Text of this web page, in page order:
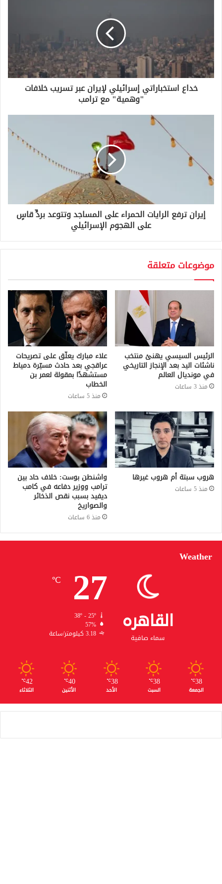
ل
ك
ت
ر
خداع استخباراتي إسرائيلي لإيران عبر تسريب خلافات
"وهمية" مع ترامب
إيران ترفع الرايات الحمراء على المساجد وتتوعد بردٍّ قاسٍ
على الهجوم الإسرائيلي
موضوعات متعلقة
الرئيس السيسي يهنئ منتخب
ناشئات اليد بعد الإنجاز التاريخي
في مونديال العالم
منذ 3 ساعات
علاء مبارك يعلّق على تصريحات
عراقجي بعد حادث مسيّرة دمياط
مستشهدًا بمقولة لعمر بن
الخطاب
منذ 5 ساعات
هروب سبتة أم هروب غيرها
منذ 5 ساعات
واشنطن بوست: خلاف حاد بين
ترامب ووزير دفاعه في كامب
ديفيد بسبب نقص الذخائر
والصواريخ
منذ 6 ساعات
Weather
القاهره
سماء صافية
27
℃
38º - 25º
57%
3.18 كيلومتر/ساعة
38
℃
الجمعة
38
℃
السبت
38
℃
الأحد
40
℃
الأثنين
42
℃
الثلاثاء